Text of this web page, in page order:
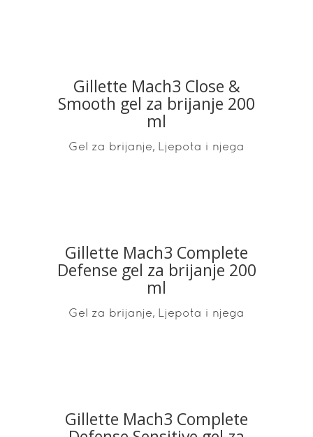
READ MORE
Gillette Mach3 Close &
Smooth gel za brijanje 200
ml
Gel za brijanje, Ljepota i njega
READ MORE
Gillette Mach3 Complete
Defense gel za brijanje 200
ml
Gel za brijanje, Ljepota i njega
READ MORE
Gillette Mach3 Complete